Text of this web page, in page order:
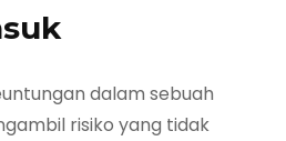
dalam sebuah
risiko yang tidak